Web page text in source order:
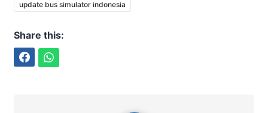
update bus simulator indonesia
Share this: